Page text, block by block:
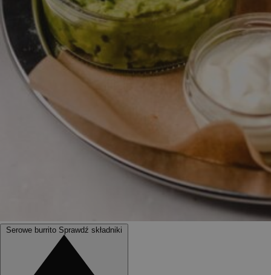
Serowe burrito Sprawdź składniki